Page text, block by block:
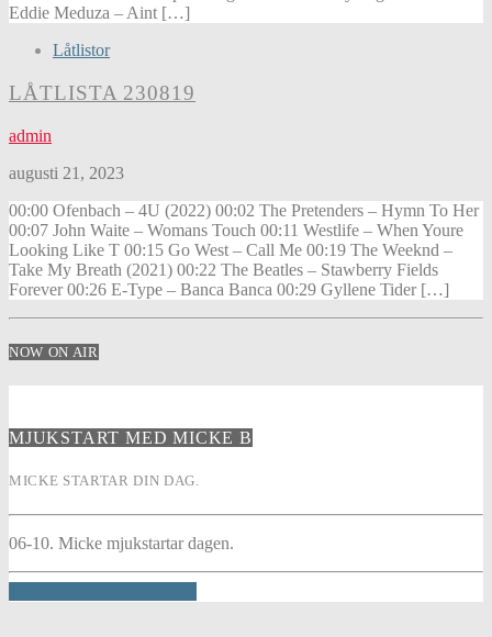
Eddie Meduza – Aint […]
Låtlistor
LÅTLISTA 230819
admin
augusti 21, 2023
00:00 Ofenbach – 4U (2022) 00:02 The Pretenders – Hymn To Her
00:07 John Waite – Womans Touch 00:11 Westlife – When Youre
Looking Like T 00:15 Go West – Call Me 00:19 The Weeknd –
Take My Breath (2021) 00:22 The Beatles – Stawberry Fields
Forever 00:26 E-Type – Banca Banca 00:29 Gyllene Tider […]
NOW ON AIR
MJUKSTART MED MICKE B
MICKE STARTAR DIN DAG.
06-10. Micke mjukstartar dagen.